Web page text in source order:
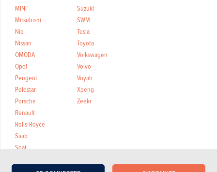
MINI
Mitsubishi
Nio
Nissan
OMODA
Opel
Peugeot
Polestar
Porsche
Renault
Rolls-Royce
Saab
Seat
Suzuki
SWM
Tesla
Toyota
Volkswagen
Volvo
Voyah
Xpeng
Zeekr